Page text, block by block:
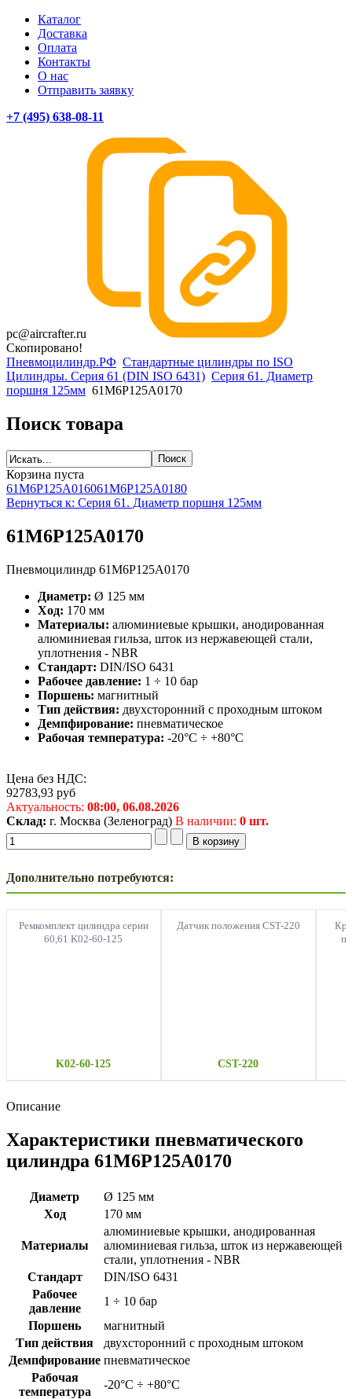
Каталог
Доставка
Оплата
Контакты
О нас
Отправить заявку
+7 (495) 638-08-11
pc@aircrafter.ru
Скопировано!
Пневмоцилиндр.РФ Стандартные цилиндры по ISO
Цилиндры. Серия 61 (DIN ISO 6431) Серия 61. Диаметр
поршня 125мм 61M6P125A0170
Поиск товара
Корзина пуста
61M6P125A016061M6P125A0180
Вернуться к: Серия 61. Диаметр поршня 125мм
61M6P125A0170
Пневмоцилиндр 61M6P125A0170
Диаметр: Ø 125 мм
Ход: 170 мм
Материалы: алюминиевые крышки, анодированная
алюминиевая гильза, шток из нержавеющей стали,
уплотнения - NBR
Стандарт: DIN/ISO 6431
Рабочее давление: 1 ÷ 10 бар
Поршень: магнитный
Тип действия: двухсторонний с проходным штоком
Демпфирование: пневматическое
Рабочая температура: -20°C ÷ +80°C
Цена без НДС:
92783,93 руб
Актуальность: 08:00, 06.08.2026
Склад: г. Москва (Зеленоград) В наличии: 0 шт.
Дополнительно потребуются:
Ремкомплект цилиндра серии
60,61 K02-60-125
K02-60-125
Датчик положения CST-220
CST-220
Описание
Характеристики пневматического
цилиндра 61M6P125A0170
Диаметр
Ø 125 мм
Ход
170 мм
Материалы
алюминиевые крышки, анодированная
алюминиевая гильза, шток из нержавеющей
стали, уплотнения - NBR
Стандарт
DIN/ISO 6431
Рабочее
давление
1 ÷ 10 бар
Поршень
магнитный
Тип действия
двухсторонний с проходным штоком
Демпфирование пневматическое
Рабочая
температура
-20°C ÷ +80°C